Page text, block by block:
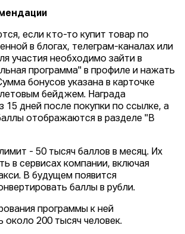
если кто-то купит товар по
в блогах, телеграм-каналах или
участия необходимо зайти в
программа" в профиле и нажать
бонусов указана в карточке
бейджем. Награда
15 дней после покупки по ссылке, а
отображаются в разделе "В
- 50 тысяч баллов в месяц. Их
в сервисах компании, включая
В будущем появится
баллы в рубли.
программы к ней
около 200 тысяч человек.